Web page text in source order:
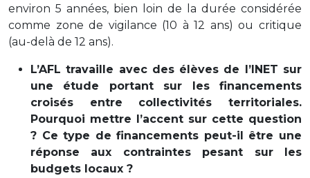
environ 5 années, bien loin de la durée considérée
comme zone de vigilance (10 à 12 ans) ou critique
(au-delà de 12 ans).
L’AFL travaille avec des élèves de l’INET sur
une étude portant sur les financements
croisés entre collectivités territoriales.
Pourquoi mettre l’accent sur cette question
? Ce type de financements peut-il être une
réponse aux contraintes pesant sur les
budgets locaux ?